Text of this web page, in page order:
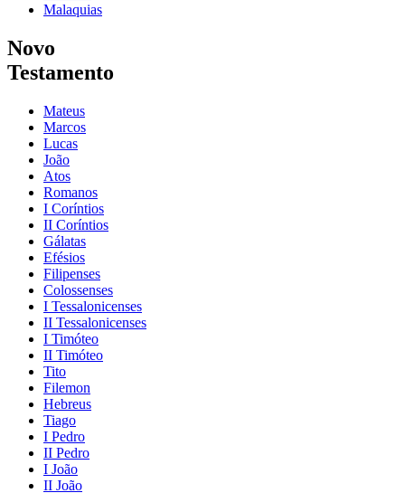
Malaquias
Novo
Testamento
Mateus
Marcos
Lucas
João
Atos
Romanos
I Coríntios
II Coríntios
Gálatas
Efésios
Filipenses
Colossenses
I Tessalonicenses
II Tessalonicenses
I Timóteo
II Timóteo
Tito
Filemon
Hebreus
Tiago
I Pedro
II Pedro
I João
II João